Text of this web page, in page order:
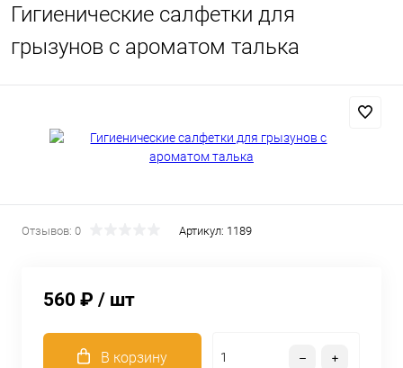
Гигиенические салфетки для
грызунов с ароматом талька
Отзывов: 0 Артикул: 1189
560 ₽ / шт
В корзину